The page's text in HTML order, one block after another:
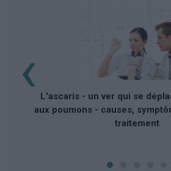
L'ascaris - un ver qui se
aux poumons - causes,
traitement
‹